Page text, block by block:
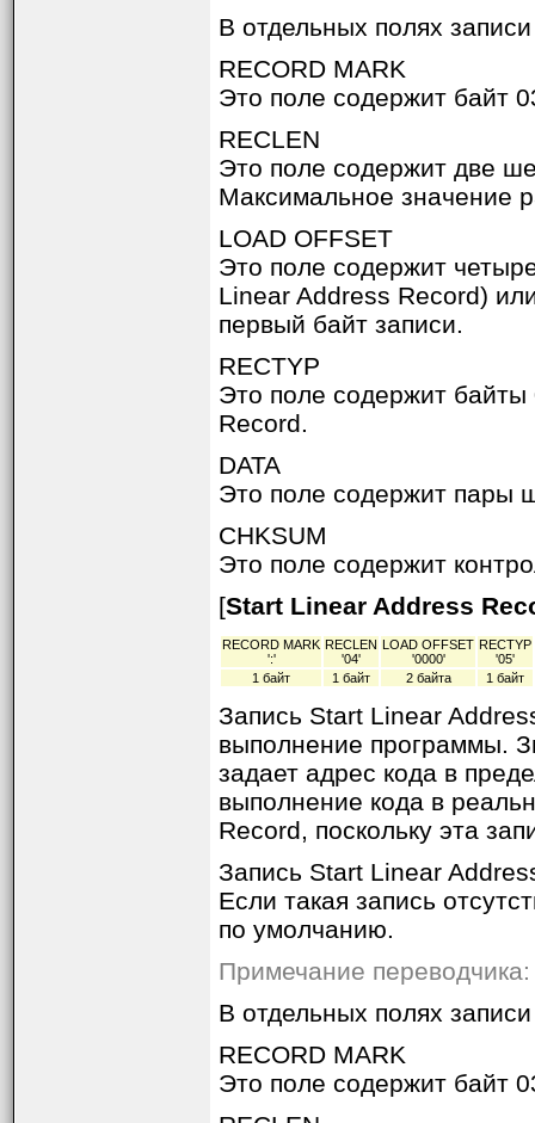
В отдельных полях
RECORD MARK
Это поле содержит байт
RECLEN
Это поле содержит две
Максимальное значение
LOAD OFFSET
Это поле содержит
Linear Address Record)
первый байт записи.
RECTYP
Это поле содержит
Record.
DATA
Это поле содержит пары
CHKSUM
Это поле содержит
[Start Linear Address
RECORD MARK
':'
RECLEN
'04'
LOAD OFFSET
'0000'
RECTYP
'05'
1 байт
1 байт 2 байта 1 байт
Запись Start Linear
выполнение программы.
задает адрес кода в
выполнение кода в
Record, поскольку эта
Запись Start Linear
Если такая запись
по умолчанию.
Примечание
В отдельных полях
RECORD MARK
Это поле содержит байт